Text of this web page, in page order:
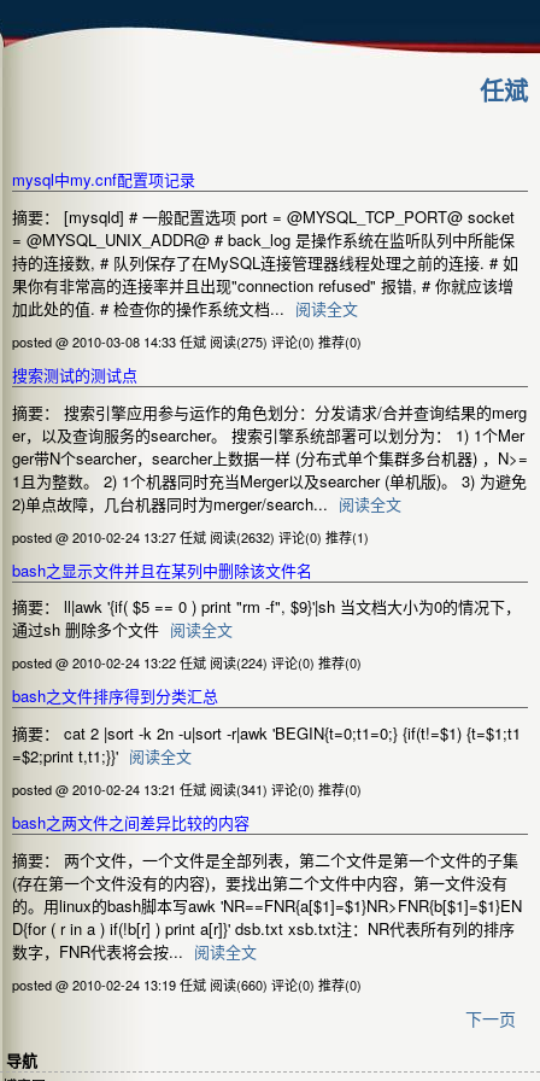
任斌
mysql中my.cnf配置项记录
摘要： [mysqld] # 一般配置选项 port = @MYSQL_TCP_PORT@ socket
= @MYSQL_UNIX_ADDR@ # back_log 是操作系统在监听队列中所能保
持的连接数, # 队列保存了在MySQL连接管理器线程处理之前的连接. # 如
果你有非常高的连接率并且出现"connection refused" 报错, # 你就应该增
加此处的值. # 检查你的操作系统文档... 阅读全文
posted @ 2010-03-08 14:33 任斌 阅读(275) 评论(0) 推荐(0)
搜索测试的测试点
摘要： 搜索引擎应用参与运作的角色划分：分发请求/合并查询结果的merg
er，以及查询服务的searcher。 搜索引擎系统部署可以划分为： 1) 1个Mer
ger带N个searcher，searcher上数据一样 (分布式单个集群多台机器) ，N>=
1且为整数。 2) 1个机器同时充当Merger以及searcher (单机版)。 3) 为避免
2)单点故障，几台机器同时为merger/search... 阅读全文
posted @ 2010-02-24 13:27 任斌 阅读(2632) 评论(0) 推荐(1)
bash之显示文件并且在某列中删除该文件名
摘要： ll|awk '{if( $5 == 0 ) print "rm -f", $9}'|sh 当文档大小为0的情况下，
通过sh 删除多个文件 阅读全文
posted @ 2010-02-24 13:22 任斌 阅读(224) 评论(0) 推荐(0)
bash之文件排序得到分类汇总
摘要： cat 2 |sort -k 2n -u|sort -r|awk 'BEGIN{t=0;t1=0;} {if(t!=$1) {t=$1;t1
=$2;print t,t1;}}' 阅读全文
posted @ 2010-02-24 13:21 任斌 阅读(341) 评论(0) 推荐(0)
bash之两文件之间差异比较的内容
摘要： 两个文件，一个文件是全部列表，第二个文件是第一个文件的子集
(存在第一个文件没有的内容)，要找出第二个文件中内容，第一文件没有
的。用linux的bash脚本写awk 'NR==FNR{a[$1]=$1}NR>FNR{b[$1]=$1}EN
D{for ( r in a ) if(!b[r] ) print a[r]}' dsb.txt xsb.txt注：NR代表所有列的排序
数字，FNR代表将会按... 阅读全文
posted @ 2010-02-24 13:19 任斌 阅读(660) 评论(0) 推荐(0)
下一页
导航